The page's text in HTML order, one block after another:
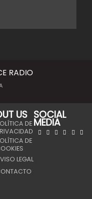
RADIO
US
DE
DE
LEGAL
SOCIAL
MEDIA